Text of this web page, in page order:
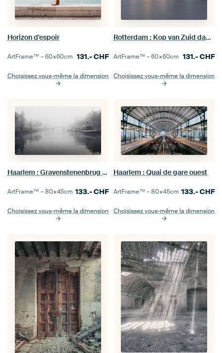
Horizon d'espoir
ArtFrame™ –60×60cm 131.-CHF
Choisissez vous-même la dimension
Rotterdam : Kop van Zuid dans le brouillard
ArtFrame™ –60×60cm 131.-CHF
Choisissez vous-même la dimension
Haarlem : Gravenstenenbrug dans le brouillard.
ArtFrame™ –80×45cm 133.-CHF
Choisissez vous-même la dimension
Haarlem : Quai de gare ouest
ArtFrame™ –80×45cm 133.-CHF
Choisissez vous-même la dimension